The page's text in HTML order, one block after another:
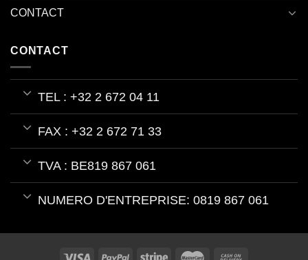
CONTACT
CONTACT
TEL : +32 2 672 04 11
FAX : +32 2 672 71 33
TVA : BE819 867 061
NUMERO D'ENTREPRISE: 0819 867 061